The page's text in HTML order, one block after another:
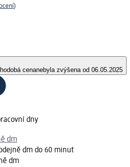
)
cenanebyla zvýšena od 06.05.2025
dny
dm
dm do 60 minut
dm